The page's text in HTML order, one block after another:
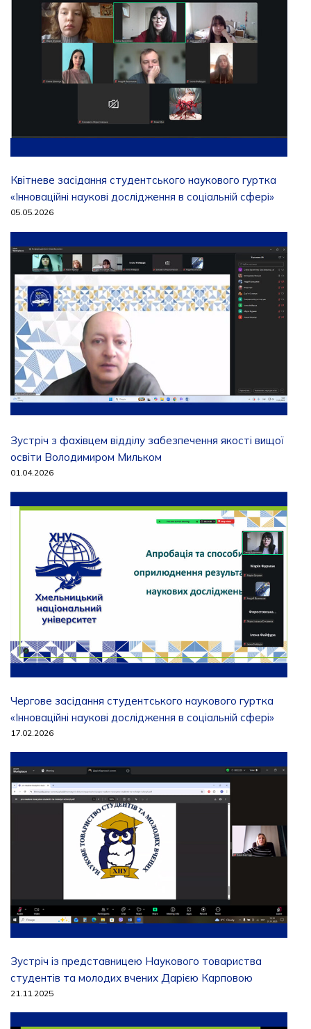
Квітневе засідання студентського наукового гуртка
«Інноваційні наукові дослідження в соціальній сфері»
05.05.2026
Зустріч з фахівцем відділу забезпечення якості вищої
освіти Володимиром Мильком
01.04.2026
Чергове засідання студентського наукового гуртка
«Інноваційні наукові дослідження в соціальній сфері»
17.02.2026
Зустріч із представницею Наукового товариства
студентів та молодих вчених Дарією Карповою
21.11.2025